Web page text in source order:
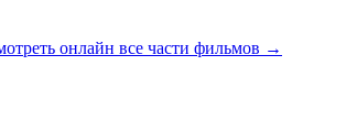
онлайн все части фильмов →